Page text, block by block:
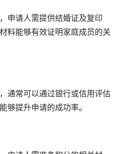
申请人需提供结婚证及复印
料能够有效证明家庭成员的关
通常可以通过银行或信用评估
够提升申请的成功率。